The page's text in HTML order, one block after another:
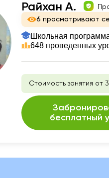
Райхан А.
6 просматривают
Школьная
648 проведенных
Стоимость занятия от
бесплатный